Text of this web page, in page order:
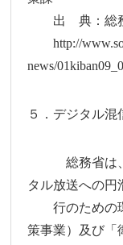
出 典：総務
http://
news/
５．デジタル
総務省は、
タル放送への円
行のための環
策事業）及び「